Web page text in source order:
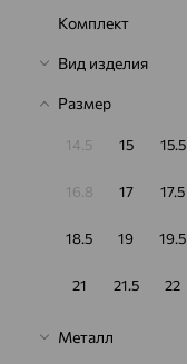
Комплект
Вид изделия
Размер
14.5 15 15.5
16.8 17 17.5
18.5 19 19.5
21 21.5 22
Металл